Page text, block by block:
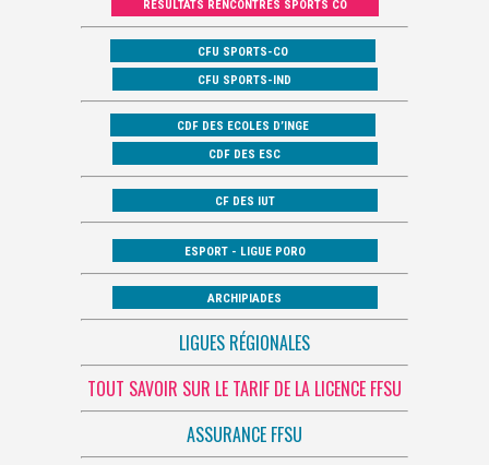
RÉSULTATS RENCONTRES SPORTS CO
CFU SPORTS-CO
CFU SPORTS-IND
CDF DES ECOLES D’INGE
CDF DES ESC
CF DES IUT
ESPORT - LIGUE PORO
ARCHIPIADES
LIGUES RÉGIONALES
TOUT SAVOIR SUR LE TARIF DE LA LICENCE FFSU
ASSURANCE FFSU